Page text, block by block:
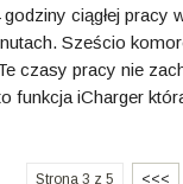
ciągłej
Sześcio
czasy pracy nie
funkcja iCharger
Strona 3 z 5 <<<